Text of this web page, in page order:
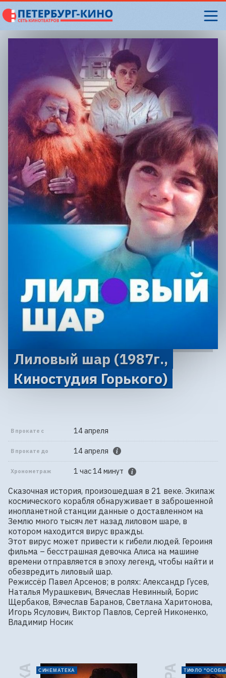
Лиловый шар (1987г.,
Киностудия Горького)
В прокате с 14 апреля
В прокате до 14 апреля
Хронометраж 1 час 14 минут
Сказочная история, произошедшая в 21 веке. Экипаж
космического корабля обнаруживает в заброшенной
инопланетной станции данные о доставленном на
Землю много тысяч лет назад лиловом шаре, в
котором находится вирус вражды.
Этот вирус может привести к гибели людей. Героиня
фильма – бесстрашная девочка Алиса на машине
времени отправляется в эпоху легенд, чтобы найти и
обезвредить лиловый шар.
Режиссёр Павел Арсенов; в ролях: Александр Гусев,
Наталья Мурашкевич, Вячеслав Невинный, Борис
Щербаков, Вячеслав Баранов, Светлана Харитонова,
Игорь Ясулович, Виктор Павлов, Сергей Никоненко,
Владимир Носик
СИНЕМАТЕКА ТИФЛО